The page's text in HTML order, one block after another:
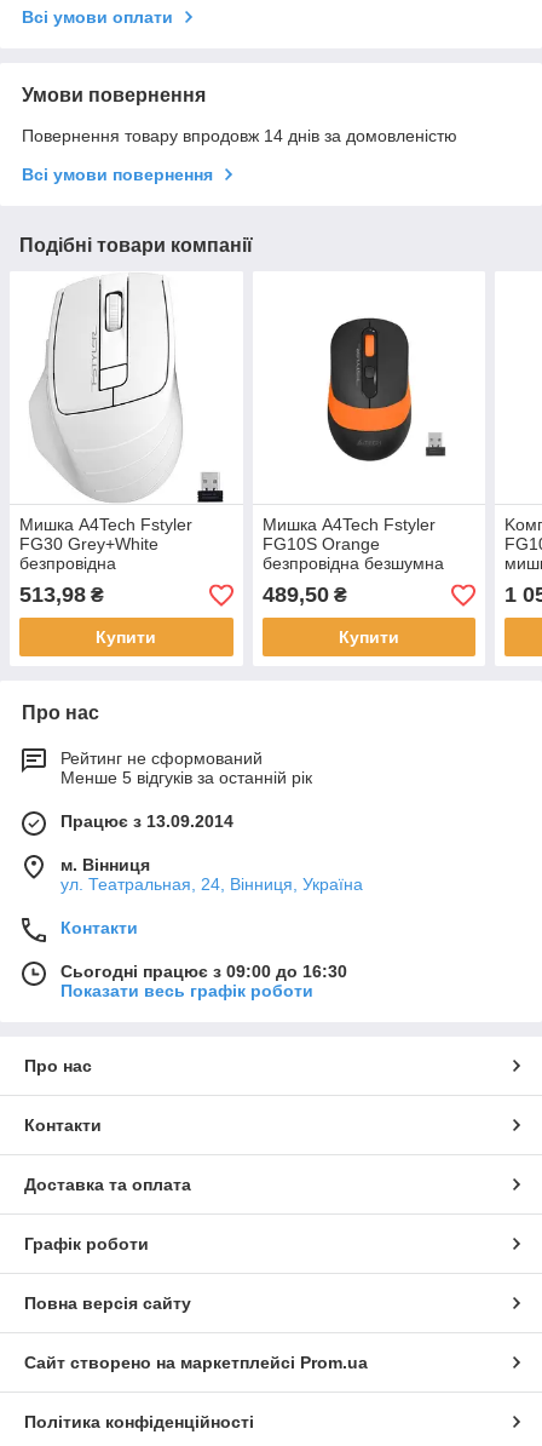
Всі умови оплати
Умови повернення
Повернення товару впродовж 14 днів за домовленістю
Всі умови повернення
Подібні товари компанії
Мишка A4Tech Fstyler
FG30 Grey+White
безпровідна
513,98 ₴
Купити
Мишка A4Tech Fstyler
FG10S Orange
безпровідна безшумна
489,50₴
Купити
1
Про нас
Рейтинг не сформований
Менше 5 відгуків за останній рік
Працює з 13.09.2014
м. Вінниця
ул. Театральная, 24, Вінниця, Україна
Контакти
Сьогодні працює з 09:00 до 16:30
Показати весь графік роботи
Про нас
Контакти
Доставка та оплата
Графік роботи
Повна версія сайту
Сайт створено на маркетплейсі Prom.ua
Політика конфіденційності